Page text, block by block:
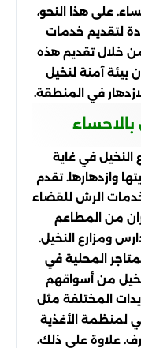
على هذا النحو،
لتقديم خدمات
خلال تقديم هذه
آمنة لنخيل
في المنطقة.
النخيل في غاية
وازدهارها. تقدم
الرش للقضاء
من المطاعم
ومزارع النخيل.
المحلية في
من أسواقهم
المختلفة مثل
لمنظمة الأغذية
علاوة على ذلك،